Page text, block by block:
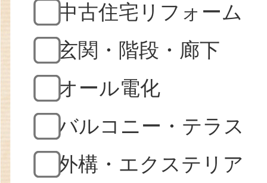
中古住宅リフォーム
玄関・階段・廊下
オール電化
バルコニー・テラス
外構・エクステリア